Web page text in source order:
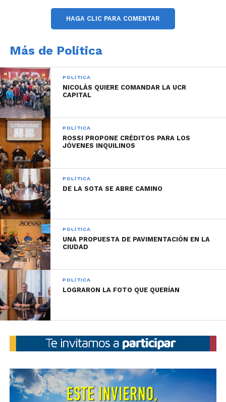
HAGA CLIC PARA COMENTAR
Más de Política
POLÍTICA
NICOLÁS QUIERE COMANDAR LA UCR
CAPITAL
POLÍTICA
ROSSI PROPONE CRÉDITOS PARA LOS
JÓVENES INQUILINOS
POLÍTICA
DE LA SOTA SE ABRE CAMINO
POLÍTICA
UNA PROPUESTA DE PAVIMENTACIÓN EN LA
CIUDAD
POLÍTICA
LOGRARON LA FOTO QUE QUERÍAN